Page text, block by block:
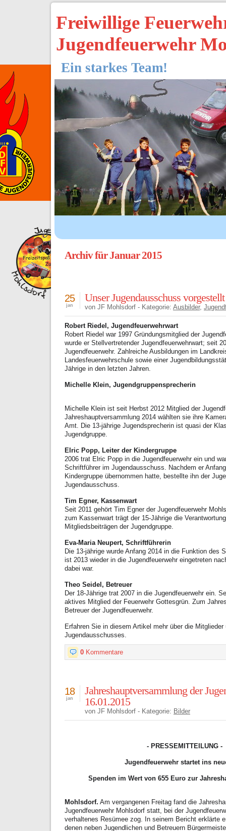
Freiwillige
Jugendfeuerwehr
Ein starkes Team!
Archiv für Januar 2015
Unser Jugendausschuss vorgestellt
25
jan von JF Mohlsdorf - Kategorie: Ausbilder,
Robert Riedel, Jugendfeuerwehrwart
Robert Riedel war 1997 Gründungsmitglied der
wurde er Stellvertretender Jugendfeuerwehrwart; seit
Jugendfeuerwehr. Zahlreiche Ausbildungen im
Landesfeuerwehrschule sowie einer
Jährige in den letzten Jahren.
Michelle Klein, Jugendgruppensprecherin
Michelle Klein ist seit Herbst 2012 Mitglied der
Jahreshauptversammlung 2014 wählten sie ihre
Amt. Die 13-jährige Jugendsprecherin ist quasi der
Jugendgruppe.
Elric Popp, Leiter der Kindergruppe
2006 trat Elric Popp in die Jugendfeuerwehr ein und
Schriftführer im Jugendausschuss. Nachdem er
Kindergruppe übernommen hatte, bestellte ihn der
Jugendausschuss.
Tim Egner, Kassenwart
Seit 2011 gehört Tim Egner der Jugendfeuerwehr
zum Kassenwart trägt der 15-Jährige die
Mitgliedsbeiträgen der Jugendgruppe.
Eva-Maria Neupert, Schriftführerin
Die 13-jährige wurde Anfang 2014 in die Funktion des
ist 2013 wieder in die Jugendfeuerwehr eingetreten
dabei war.
Theo Seidel, Betreuer
Der 18-Jährige trat 2007 in die Jugendfeuerwehr ein.
aktives Mitglied der Feuerwehr Gottesgrün. Zum
Betreuer der Jugendfeuerwehr.
Erfahren Sie in diesem Artikel mehr über die Mitglieder
Jugendausschusses.
0 Kommentare
Jahreshauptversammlung der
16.01.2015
18
jan
von JF Mohlsdorf - Kategorie: Bilder
- PRESSEMITTEILUNG -
Jugendfeuerwehr startet ins
Spenden im Wert von 655 Euro zur
Mohlsdorf. Am vergangenen Freitag fand die
Jugendfeuerwehr Mohlsdorf statt, bei der
verhaltenes Resümee zog. In seinem Bericht erklärte
denen neben Jugendlichen und Betreuern